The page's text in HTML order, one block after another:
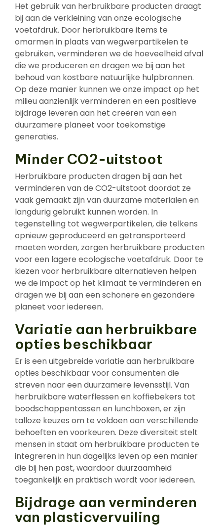
Het gebruik van herbruikbare producten draagt
bij aan de verkleining van onze ecologische
voetafdruk. Door herbruikbare items te
omarmen in plaats van wegwerpartikelen te
gebruiken, verminderen we de hoeveelheid afval
die we produceren en dragen we bij aan het
behoud van kostbare natuurlijke hulpbronnen.
Op deze manier kunnen we onze impact op het
milieu aanzienlijk verminderen en een positieve
bijdrage leveren aan het creëren van een
duurzamere planeet voor toekomstige
generaties.
Minder CO2-uitstoot
Herbruikbare producten dragen bij aan het
verminderen van de CO2-uitstoot doordat ze
vaak gemaakt zijn van duurzame materialen en
langdurig gebruikt kunnen worden. In
tegenstelling tot wegwerpartikelen, die telkens
opnieuw geproduceerd en getransporteerd
moeten worden, zorgen herbruikbare producten
voor een lagere ecologische voetafdruk. Door te
kiezen voor herbruikbare alternatieven helpen
we de impact op het klimaat te verminderen en
dragen we bij aan een schonere en gezondere
planeet voor iedereen.
Variatie aan herbruikbare
opties beschikbaar
Er is een uitgebreide variatie aan herbruikbare
opties beschikbaar voor consumenten die
streven naar een duurzamere levensstijl. Van
herbruikbare waterflessen en koffiebekers tot
boodschappentassen en lunchboxen, er zijn
talloze keuzes om te voldoen aan verschillende
behoeften en voorkeuren. Deze diversiteit stelt
mensen in staat om herbruikbare producten te
integreren in hun dagelijks leven op een manier
die bij hen past, waardoor duurzaamheid
toegankelijk en praktisch wordt voor iedereen.
Bijdrage aan verminderen
van plasticvervuiling